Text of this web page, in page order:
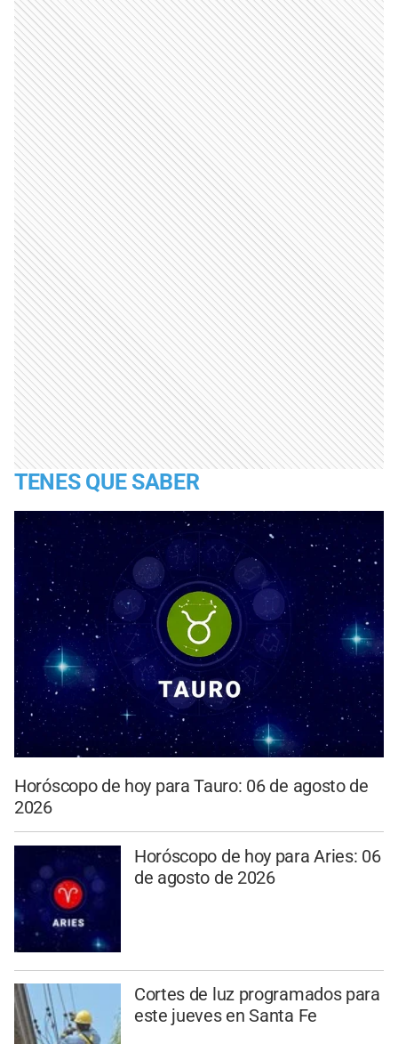
TENES QUE SABER
Horóscopo de hoy para Tauro: 06 de agosto de
2026
Horóscopo de hoy para Aries: 06
de agosto de 2026
Cortes de luz programados para
este jueves en Santa Fe